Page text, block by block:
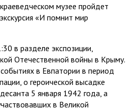
музее пройдет
«И помнит мир
в разделе экспозиции,
Отечественной войны в Крыму.
в Евпатории в период
о героической высадке
5 января 1942 года, а
в Великой